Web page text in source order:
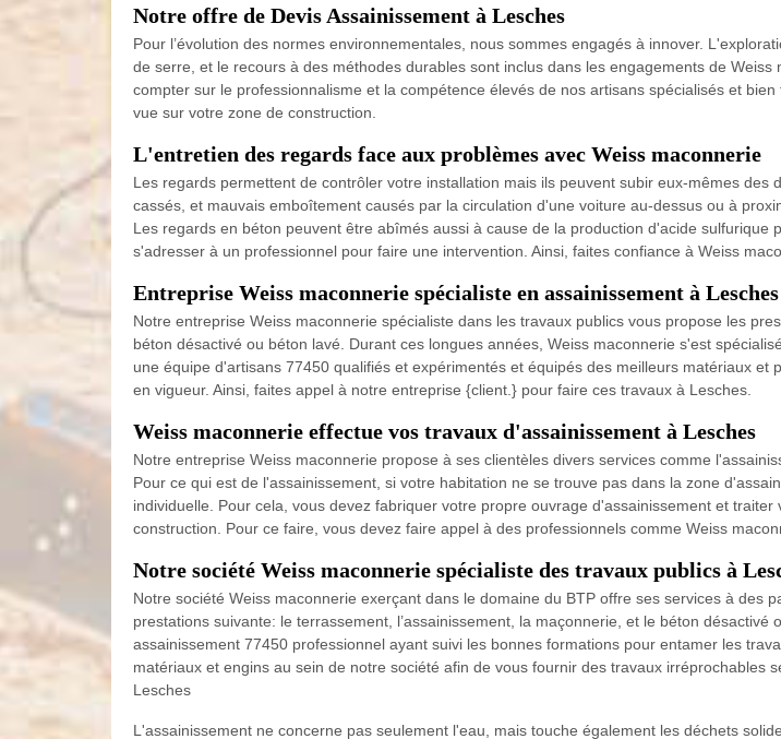
Notre offre de Devis Assainissement à Lesches
Pour l’évolution des normes environnementales, nous sommes engagés à innover.
de serre, et le recours à des méthodes durables sont inclus dans les engagements de
compter sur le professionnalisme et la compétence élevés de nos artisans spécialisés et
vue sur votre zone de construction.
L'entretien des regards face aux problèmes avec Weiss maconnerie
Les regards permettent de contrôler votre installation mais ils peuvent subir eux-mêmes
cassés, et mauvais emboîtement causés par la circulation d'une voiture au-dessus ou à
Les regards en béton peuvent être abîmés aussi à cause de la production d'acide
s'adresser à un professionnel pour faire une intervention. Ainsi, faites confiance à Weiss
Entreprise Weiss maconnerie spécialiste en assainissement à Lesches
Notre entreprise Weiss maconnerie spécialiste dans les travaux publics vous propose les
béton désactivé ou béton lavé. Durant ces longues années, Weiss maconnerie s'est
une équipe d'artisans 77450 qualifiés et expérimentés et équipés des meilleurs matériaux
en vigueur. Ainsi, faites appel à notre entreprise {client.} pour faire ces travaux à Lesches.
Weiss maconnerie effectue vos travaux d'assainissement à Lesches
Notre entreprise Weiss maconnerie propose à ses clientèles divers services comme
Pour ce qui est de l'assainissement, si votre habitation ne se trouve pas dans la zone
individuelle. Pour cela, vous devez fabriquer votre propre ouvrage d'assainissement et
construction. Pour ce faire, vous devez faire appel à des professionnels comme Weiss
Notre société Weiss maconnerie spécialiste des travaux publics à
Notre société Weiss maconnerie exerçant dans le domaine du BTP offre ses services à des
prestations suivante: le terrassement, l’assainissement, la maçonnerie, et le béton
assainissement 77450 professionnel ayant suivi les bonnes formations pour entamer les
matériaux et engins au sein de notre société afin de vous fournir des travaux irréprochables
Lesches
L'assainissement ne concerne pas seulement l'eau, mais touche également les déchets